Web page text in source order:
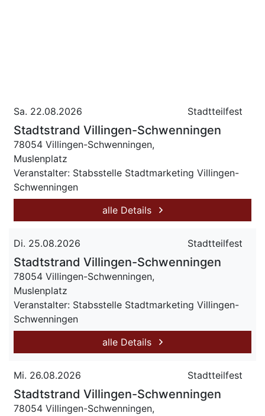
Sa. 22.08.2026 Stadtteilfest
Stadtstrand Villingen-Schwenningen
78054 Villingen-Schwenningen,
Muslenplatz
Veranstalter: Stabsstelle Stadtmarketing Villingen-
Schwenningen
alle Details
Di. 25.08.2026 Stadtteilfest
Stadtstrand Villingen-Schwenningen
78054 Villingen-Schwenningen,
Muslenplatz
Veranstalter: Stabsstelle Stadtmarketing Villingen-
Schwenningen
alle Details
Mi. 26.08.2026 Stadtteilfest
Stadtstrand Villingen-Schwenningen
78054 Villingen-Schwenningen,